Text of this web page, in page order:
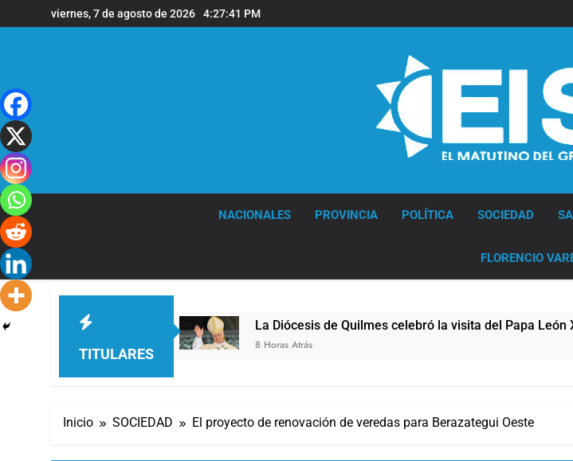
al
viernes, 7 de agosto de 2026 4:27:42 PM
NACIONALES PROVINCIA POLÍTICA SOCIEDAD
FLORENCIO
TITULARES
La Diócesis de Quilmes celebró la visita del Papa León XIV a la Argentina
8 Horas Atrás
Inicio SOCIEDAD El proyecto de renovación de veredas para Berazategui Oeste